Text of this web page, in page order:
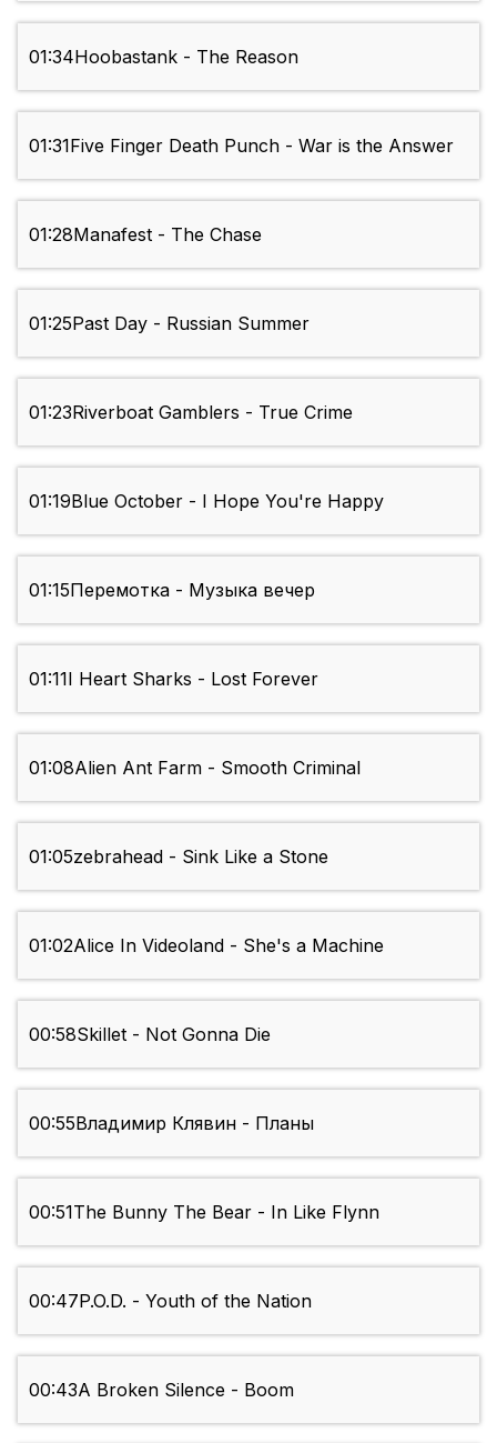
01:34Hoobastank - The Reason
01:31Five Finger Death Punch - War is the Answer
01:28Manafest - The Chase
01:25Past Day - Russian Summer
01:23Riverboat Gamblers - True Crime
01:19Blue October - I Hope You're Happy
01:15Перемотка - Музыка вечер
01:11I Heart Sharks - Lost Forever
01:08Alien Ant Farm - Smooth Criminal
01:05zebrahead - Sink Like a Stone
01:02Alice In Videoland - She's a Machine
00:58Skillet - Not Gonna Die
00:55Владимир Клявин - Планы
00:51The Bunny The Bear - In Like Flynn
00:47P.O.D. - Youth of the Nation
00:43A Broken Silence - Boom